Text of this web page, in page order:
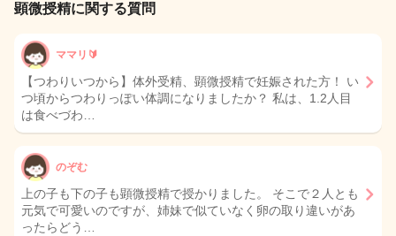
顕微授精に関する質問
ママリ🔰
【つわりいつから】体外受精、顕微授精で妊娠された方！ い
つ頃からつわりっぽい体調になりましたか？ 私は、1.2人目
は食べづわ…
のぞむ
上の子も下の子も顕微授精で授かりました。 そこで２人とも
元気で可愛いのですが、姉妹で似ていなく卵の取り違いがあ
ったらどう…